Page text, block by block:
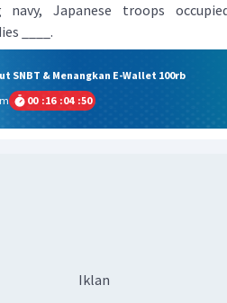
Japanese troops
____.
SNBT & Menangkan E-Wallet 100rb
00 :16 :04 :49
Iklan